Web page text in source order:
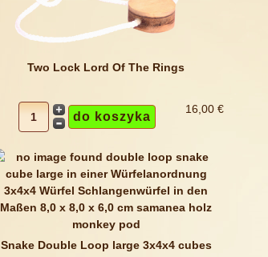
Two Lock Lord Of The Rings
16,00 €
Snake Double Loop large 3x4x4 cubes